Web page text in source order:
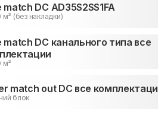
match DC AD35S2SS1FA
(без накладки)
match DC канального типа все
м²
match out DC все
блок